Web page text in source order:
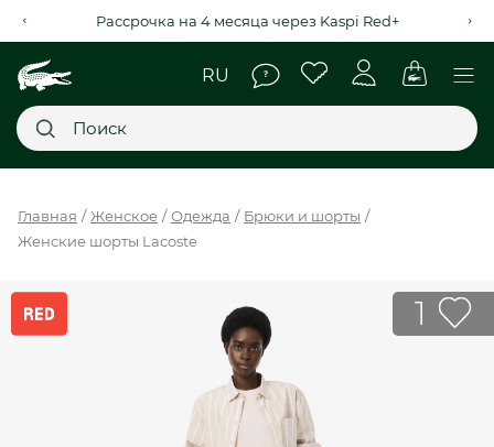
Рассрочка на 4 месяца через Kaspi Red+
НОВИНКИ
SALE
Главная Женское Одежда
Брюки и шорты
Женские шорты Lacoste
1